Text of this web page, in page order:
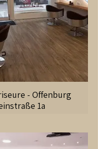
- Offenburg
1a